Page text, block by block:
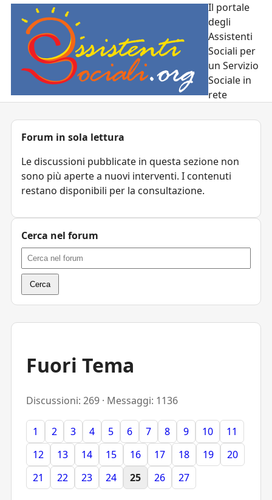
Il portale
degli
Assistenti
Sociali per
un Servizio
Sociale in
rete
Fuori Tema
Discussioni: 269 · Messaggi: 1136
1 2 3 4 5 6 7 8 9 10
11
12
13 14 15 16 17 18 19
20
21
22 23 24 25 26 27
Forum in sola lettura
Le discussioni pubblicate in questa sezione non
sono più aperte a nuovi interventi. I contenuti
restano disponibili per la consultazione.
Cerca nel forum
Cerca